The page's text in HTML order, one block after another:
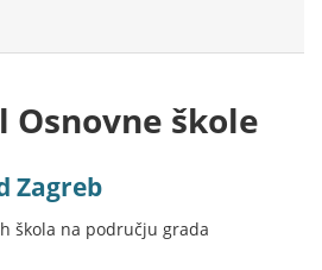
Osnovne škole
Zagreb
škola na području grada